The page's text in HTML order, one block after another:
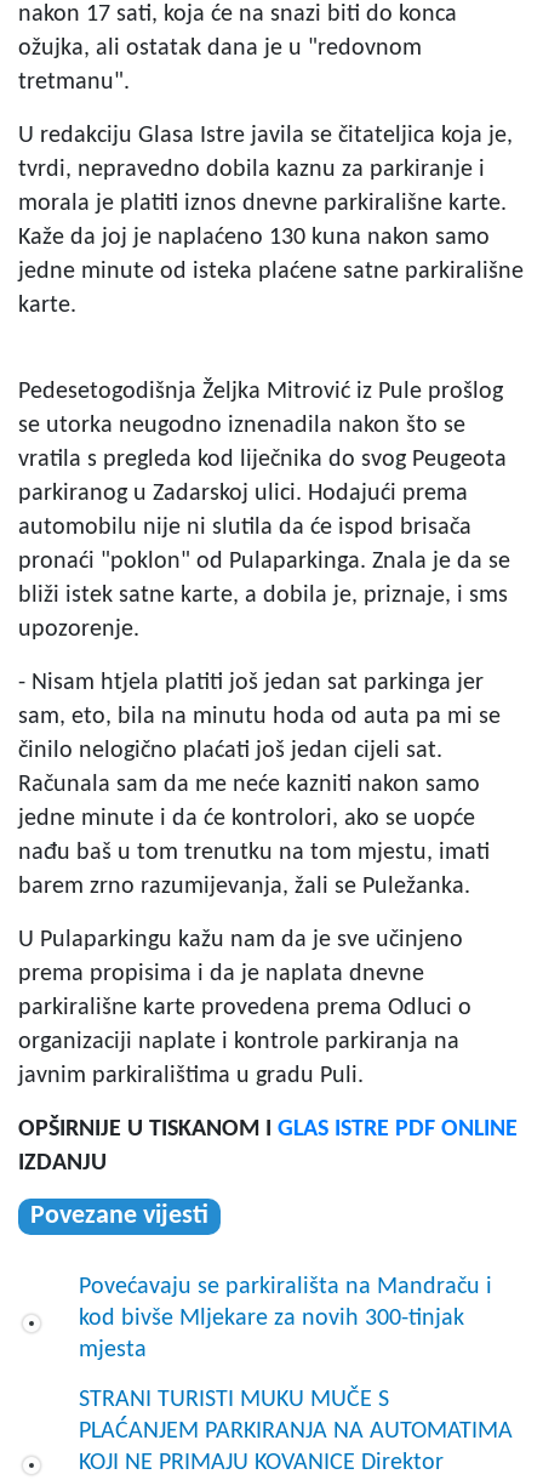
nakon 17 sati, koja će na snazi biti do konca
ožujka, ali ostatak dana je u "redovnom
tretmanu".
U redakciju Glasa Istre javila se čitateljica koja je,
tvrdi, nepravedno dobila kaznu za parkiranje i
morala je platiti iznos dnevne parkirališne karte.
Kaže da joj je naplaćeno 130 kuna nakon samo
jedne minute od isteka plaćene satne parkirališne
karte.
Pedesetogodišnja Željka Mitrović iz Pule prošlog
se utorka neugodno iznenadila nakon što se
vratila s pregleda kod liječnika do svog Peugeota
parkiranog u Zadarskoj ulici. Hodajući prema
automobilu nije ni slutila da će ispod brisača
pronaći "poklon" od Pulaparkinga. Znala je da se
bliži istek satne karte, a dobila je, priznaje, i sms
upozorenje.
- Nisam htjela platiti još jedan sat parkinga jer
sam, eto, bila na minutu hoda od auta pa mi se
činilo nelogično plaćati još jedan cijeli sat.
Računala sam da me neće kazniti nakon samo
jedne minute i da će kontrolori, ako se uopće
nađu baš u tom trenutku na tom mjestu, imati
barem zrno razumijevanja, žali se Puležanka.
U Pulaparkingu kažu nam da je sve učinjeno
prema propisima i da je naplata dnevne
parkirališne karte provedena prema Odluci o
organizaciji naplate i kontrole parkiranja na
javnim parkiralištima u gradu Puli.
OPŠIRNIJE U TISKANOM I GLAS ISTRE PDF ONLINE
IZDANJU
Povezane vijesti
Povećavaju se parkirališta na Mandraču i
kod bivše Mljekare za novih 300-tinjak
mjesta
STRANI TURISTI MUKU MUČE S
PLAĆANJEM PARKIRANJA NA AUTOMATIMA
KOJI NE PRIMAJU KOVANICE Direktor